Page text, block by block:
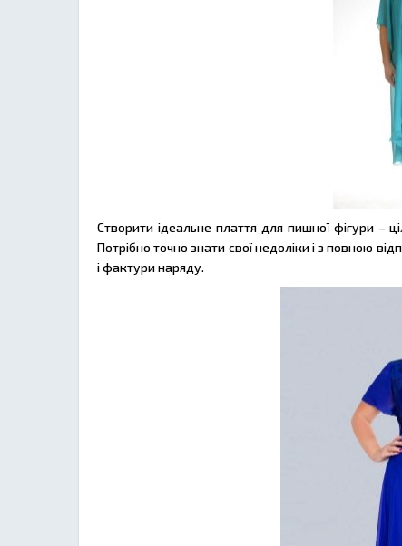
Створити ідеальне плаття для пишної фігури –
Потрібно точно знати свої недоліки і з повною
і фактури наряду.